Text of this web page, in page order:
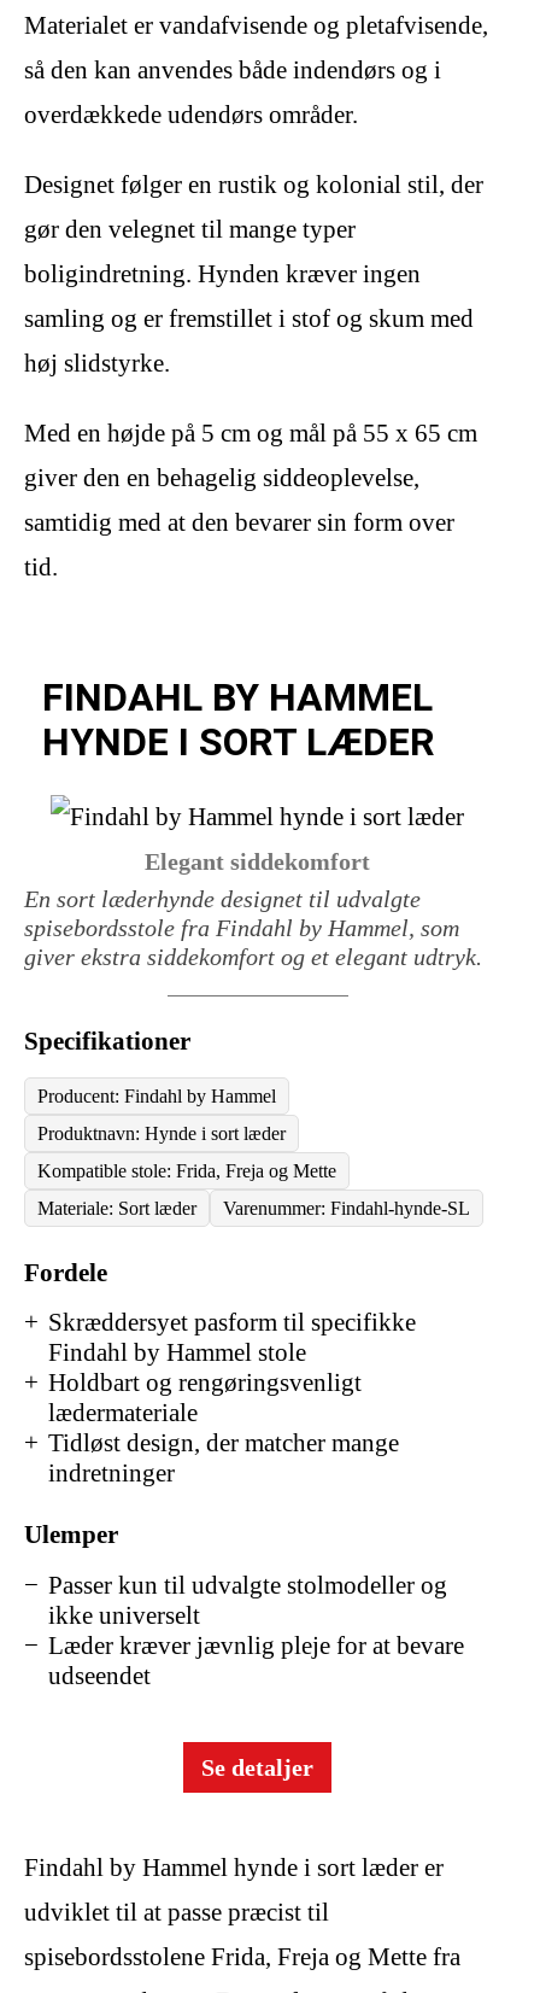
Materialet er vandafvisende og pletafvisende,
så den kan anvendes både indendørs og i
overdækkede udendørs områder.
Designet følger en rustik og kolonial stil, der
gør den velegnet til mange typer
boligindretning. Hynden kræver ingen
samling og er fremstillet i stof og skum med
høj slidstyrke.
Med en højde på 5 cm og mål på 55 x 65 cm
giver den en behagelig siddeoplevelse,
samtidig med at den bevarer sin form over
tid.
Elegant siddekomfort
FINDAHL BY HAMMEL
HYNDE I SORT LÆDER
En sort læderhynde designet til udvalgte
spisebordsstole fra Findahl by Hammel, som
giver ekstra siddekomfort og et elegant udtryk.
Findahl by Hammel hynde i sort læder er
udviklet til at passe præcist til
spisebordsstolene Frida, Freja og Mette fra
Fordele
Skræddersyet pasform til specifikke
Findahl by Hammel stole
Holdbart og rengøringsvenligt
lædermateriale
Tidløst design, der matcher mange
indretninger
Ulemper
Passer kun til udvalgte stolmodeller og
ikke universelt
Læder kræver jævnlig pleje for at bevare
udseendet
Specifikationer
Producent: Findahl by Hammel
Produktnavn: Hynde i sort læder
Kompatible stole: Frida, Freja og Mette
Materiale: Sort læder
Varenummer: Findahl-hynde-SL
Se detaljer